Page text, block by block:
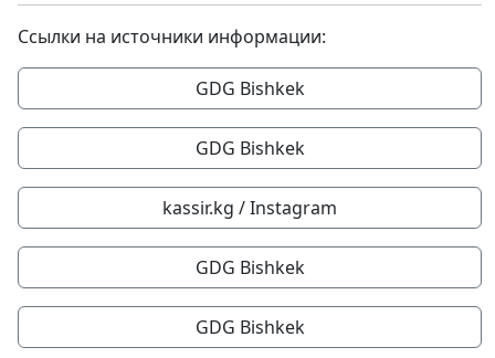
Ссылки на источники информации:
GDG Bishkek
GDG Bishkek
kassir.kg / Instagram
GDG Bishkek
GDG Bishkek